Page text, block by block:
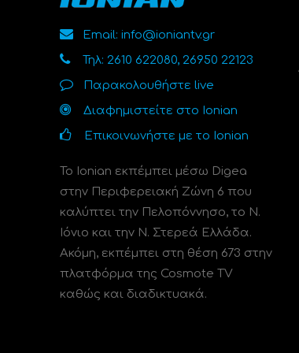
Email: info@ioniantv.gr
Τηλ: 2610 622080, 26950 22123
Παρακολουθήστε live
Διαφημιστείτε στο Ionian
Επικοινωνήστε με το Ionian
Το Ionian εκπέμπει μέσω Digea
στην Περιφερειακή Ζώνη 6 που
καλύπτει την Πελοπόννησο, το N.
Ιόνιο και την Ν. Στερεά Ελλάδα.
Ακόμη, εκπέμπει στη θέση 673 στην
πλατφόρμα της Cosmote TV
καθώς και διαδικτυακά.